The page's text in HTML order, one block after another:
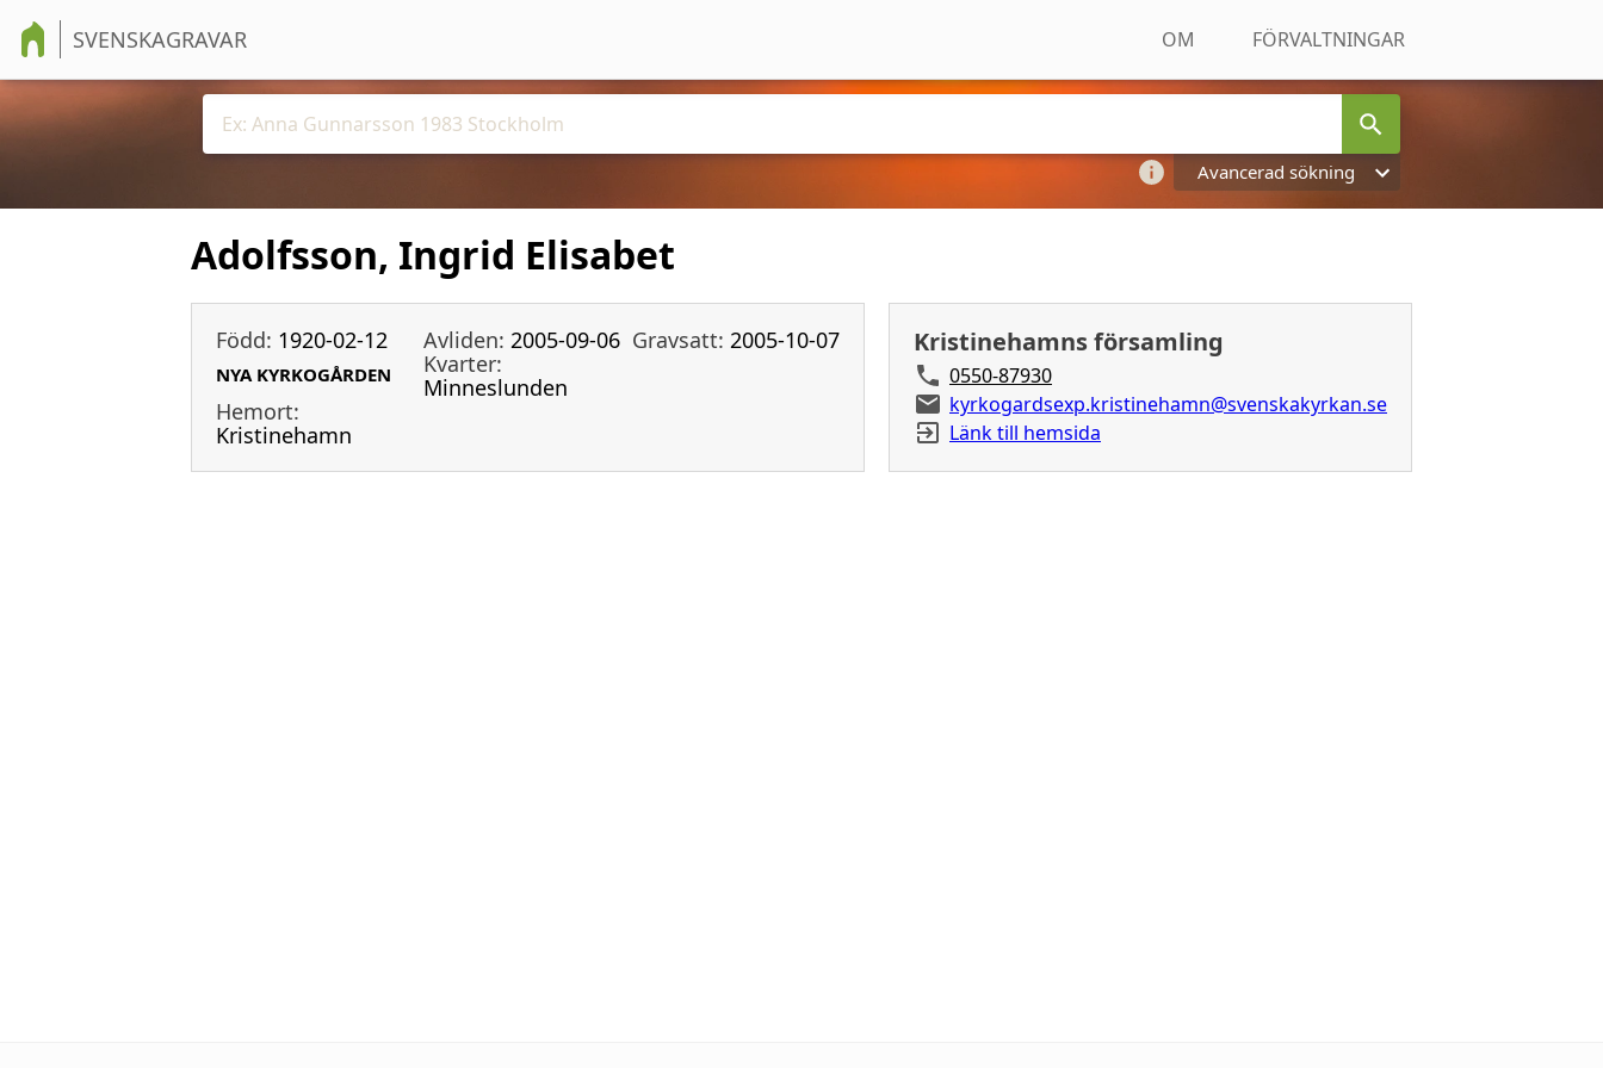
SVENSKAGRAVAR OM FÖRVALTNINGAR
Avancerad sökning
Adolfsson, Ingrid Elisabet
Född: 1920-02-12 Avliden: 2005-09-06 Gravsatt: 2005-10-07
NYA KYRKOGÅRDEN
Kvarter:
Minneslunden
Hemort:
Kristinehamn
Kristinehamns församling
0550-87930
kyrkogardsexp.kristinehamn@svenskakyrkan.se
Länk till hemsida